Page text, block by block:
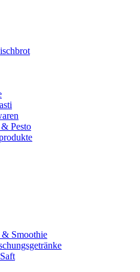
Pesto
& Smoothie